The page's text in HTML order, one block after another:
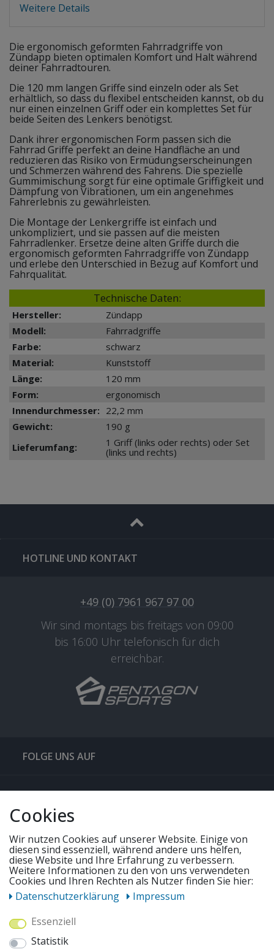
Weitere Details
Die ergonomisch geformten Fahrradgriffe von
Zündapp bieten optimalen Komfort und Halt während
deiner Fahrradtouren.
Die 120 mm langen Griffe sind einzeln oder als Set
erhältlich, so dass du flexibel entscheiden kannst, ob du
nur einen einzelnen Griff oder ein komplettes Set für
beide Seiten des Lenkers benötigst.
Dank ihrer ergonomischen Form passen sich die
Fahrrad Griffe perfekt an deine Handfläche an und
reduzieren das Risiko von Ermüdungserscheinungen
und Schmerzen während des Fahrens. Die spezielle
Gummimischung sorgt für eine optimale Griffigkeit und
Dämpfung von Vibrationen, um ein angenehmes
Fahrerlebnis zu gewährleisten.
Die Montage der Lenkergriffe ist einfach und
unkompliziert, und sie passen auf die meisten
Fahrradlenker. Ersetze deine alten Griffe durch die
ergonomisch geformten Fahrradgriffe von Zündapp
und erlebe den Unterschied in Bezug auf Komfort und
Fahrqualität.
Technische Daten:
Hersteller:
Zündapp
Modell:
Fahrradgriffe
Farbe:
schwarz
Material:
Kunststoff
Länge:
120 mm
Form:
ergonomisch
Innendurchmesser: 22,2 mm
Gewicht:
190 g
Lieferumfang:
1 Griff (links oder rechts) oder Set
(links und rechts)
HOTLINE UND KONTAKT
+49 (0) 7961 967 97 00
Wir sind montags bis freitags von 09:00
bis 16:00 Uhr telefonisch für dich
erreichbar.
FOLGE UNS AUF
QUICKLINKS & TIPPS
UNSERE ANGEBOTE
WIR VERSENDEN MIT
Cookies
Wir nutzen Cookies auf unserer Website. Einige von
diesen sind essenziell, während andere uns helfen,
diese Website und Ihre Erfahrung zu verbessern.
Weitere Informationen zu den von uns verwendeten
Cookies und Ihren Rechten als Nutzer finden Sie hier:
Daten­schutz­erklärung
Impressum
Essenziell
Statistik